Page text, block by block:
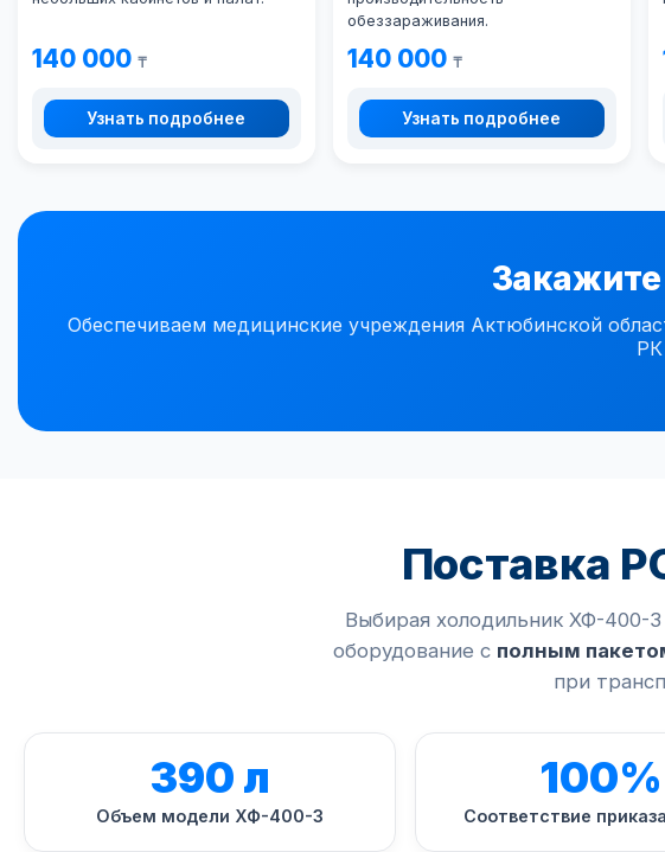
140 000 ₸
Узнать подробнее
обеззараживания.
140 000 ₸
Узнать подробнее
Обеспечиваем медицинские учреждения Актюбинской
РК
Поставка
Выбирая холодильник ХФ-400-
оборудование с полным
при
390 л
Объем модели ХФ-400-3
100%
Соответствие